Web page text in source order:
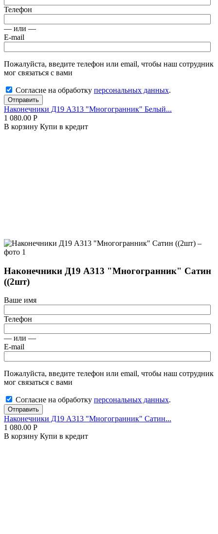
Телефон
— или —
E-mail
Пожалуйста, введите телефон или email, чтобы наш сотрудник
мог связаться с вами
Согласие на обработку персональных данных.
Отправить
Наконечники Д19 А313 "Многогранник" Белый...
1 080.00 Р
В корзину Купи в кредит
Наконечники Д19 А313 "Многогранник" Сатин
((2шт)
Ваше имя
Телефон
— или —
E-mail
Пожалуйста, введите телефон или email, чтобы наш сотрудник
мог связаться с вами
Согласие на обработку персональных данных.
Отправить
Наконечники Д19 А313 "Многогранник" Сатин...
1 080.00 Р
В корзину Купи в кредит